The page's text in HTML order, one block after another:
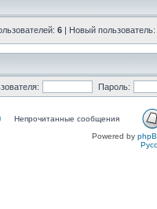
6 | Новый пользователь:
Пароль:
Непрочитанные сообщения
Powered by